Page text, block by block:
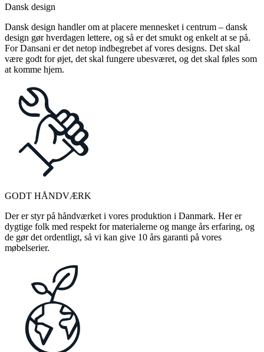
Dansk design
Dansk design handler om at placere mennesket i centrum – dansk
design gør hverdagen lettere, og så er det smukt og enkelt at se på.
For Dansani er det netop indbegrebet af vores designs. Det skal
være godt for øjet, det skal fungere ubesværet, og det skal føles som
at komme hjem.
GODT HÅNDVÆRK
Der er styr på håndværket i vores produktion i Danmark. Her er
dygtige folk med respekt for materialerne og mange års erfaring, og
de gør det ordentligt, så vi kan give 10 års garanti på vores
møbelserier.